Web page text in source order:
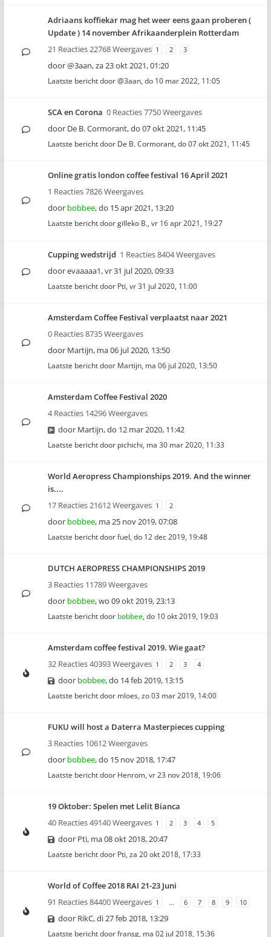
Adriaans koffiekar mag het weer eens gaan proberen (
Update ) 14 november Afrikaanderplein Rotterdam
21 Reacties 22768 Weergaves 1 2 3
door@3aan,za 23 okt 2021, 01:20
Laatste bericht door@3aan, do 10 mar 2022, 11:05
SCA en Corona 0 Reacties 7750 Weergaves
door De B. Cormorant,do 07 okt 2021, 11:45
Laatste bericht door De B. Cormorant, do 07 okt 2021, 11:45
Online gratis london coffee festival 16 April 2021
1 Reacties 7826 Weergaves
door bobbee,do 15 apr 2021, 13:20
Laatste bericht doorgilleko B., vr 16 apr 2021, 19:27
Cupping wedstrijd 1 Reacties 8404 Weergaves
doorevaaaaa1,vr 31 jul 2020, 09:33
Laatste bericht door Pti, vr 31 jul 2020, 11:00
Amsterdam Coffee Festival verplaatst naar 2021
0 Reacties 8735 Weergaves
door Martijn, ma 06 jul 2020, 13:50
Laatste bericht door Martijn, ma 06 jul 2020, 13:50
Amsterdam Coffee Festival 2020
4 Reacties 14296 Weergaves
door Martijn,do 12 mar 2020, 11:42
Laatste bericht door pichichi, ma 30 mar 2020, 11:33
World Aeropress Championships 2019. And the winner
is....
17 Reacties 21612 Weergaves 1 2
door bobbee, ma 25 nov 2019, 07:08
Laatste bericht doorfuel, do 12 dec 2019, 19:48
DUTCH AEROPRESS CHAMPIONSHIPS 2019
3 Reacties 11789 Weergaves
door bobbee,wo 09 okt 2019, 23:13
Laatste bericht door bobbee, do 10 okt 2019, 19:03
Amsterdam coffee festival 2019. Wie gaat?
32 Reacties 40393 Weergaves 1 2 3 4
door bobbee,do 14 feb 2019, 13:15
Laatste bericht door mloes, zo 03 mar 2019, 14:00
FUKU will host a Daterra Masterpieces cupping
3 Reacties 10612 Weergaves
door bobbee,do 15 nov 2018, 17:47
Laatste bericht door Henrom, vr 23 nov 2018, 19:06
19 Oktober: Spelen met Lelit Bianca
40 Reacties 49140 Weergaves 1 2 3 4 5
door Pti, ma 08 okt 2018, 20:47
Laatste bericht door Pti, za 20 okt 2018, 17:33
World of Coffee 2018 RAI 21-23 Juni
91 Reacties 84400 Weergaves 1 … 6 7 8 9 10
door RikC,di 27 feb 2018, 13:29
Laatste bericht doorfransg, ma 02 jul 2018, 15:36